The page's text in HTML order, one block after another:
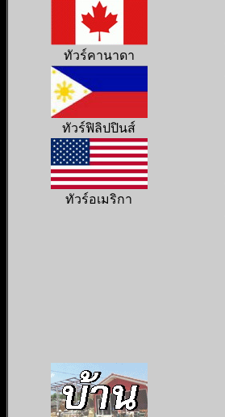
ทัวร์คานาดา
ทัวร์ฟิลิปปินส์
ทัวร์อเมริกา